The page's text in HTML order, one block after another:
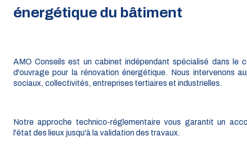
énergétique du bâtiment
AMO Conseils est un cabinet indépendant spécialisé dans le
d'ouvrage pour la rénovation énergétique. Nous intervenons
sociaux, collectivités, entreprises tertiaires et industrielles.
Notre approche technico-réglementaire vous garantit un
l'état des lieux jusqu'à la validation des travaux.